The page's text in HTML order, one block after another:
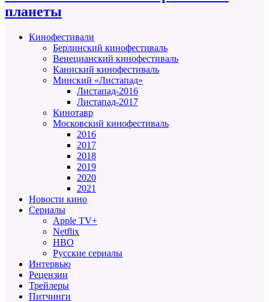
планеты
Кинофестивали
Берлинский кинофестиваль
Венецианский кинофестиваль
Каннский кинофестиваль
Минский «Листапад»
Листапад-2016
Листапад-2017
Кинотавр
Московский кинофестиваль
2016
2017
2018
2019
2020
2021
Новости кино
Сериалы
Apple TV+
Netflix
HBO
Русские сериалы
Интервью
Рецензии
Трейлеры
Питчинги